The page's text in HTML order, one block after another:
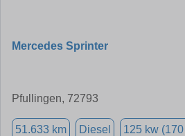
Mercedes Sprinter
Pfullingen, 72793
51.633 km Diesel 125 kw